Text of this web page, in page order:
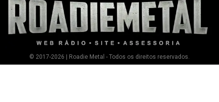
© 2017-2026 | Roadie Metal - Todos os direitos reservados.